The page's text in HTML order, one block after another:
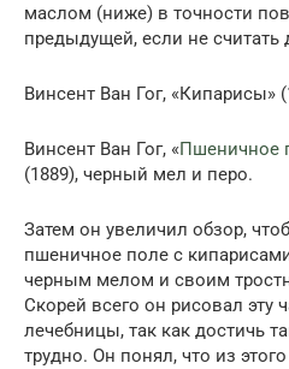
маслом (ниже) в точности
предыдущей, если не
Винсент Ван Гог, «Кипарисы»
Винсент Ван Гог, «Пшеничное
(1889), черный мел и перо.
Затем он увеличил обзор,
пшеничное поле с
черным мелом и своим
Скорей всего он рисовал эту
лечебницы, так как достичь
трудно. Он понял, что из